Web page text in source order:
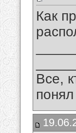
Как
Все,